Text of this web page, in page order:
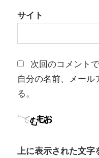
サイト
次回のコメント
自分の名前、メー
る。
上に表示された文字